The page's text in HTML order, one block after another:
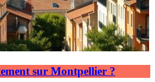
sur Montpellier ?